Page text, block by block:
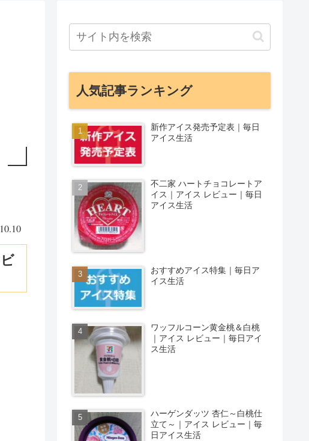
人気記事ランキング
新作アイス発売予定表｜毎日
アイス生活
不二家 ハートチョコレートア
イス｜アイス レビュー｜毎日
アイス生活
おすすめアイス特集｜毎日ア
イス生活
ワッフルコーン黄金桃＆白桃
｜アイス レビュー｜毎日アイ
ス生活
ハーゲンダッツ 杏仁～白桃仕
立て～｜アイス レビュー｜毎
日アイス生活